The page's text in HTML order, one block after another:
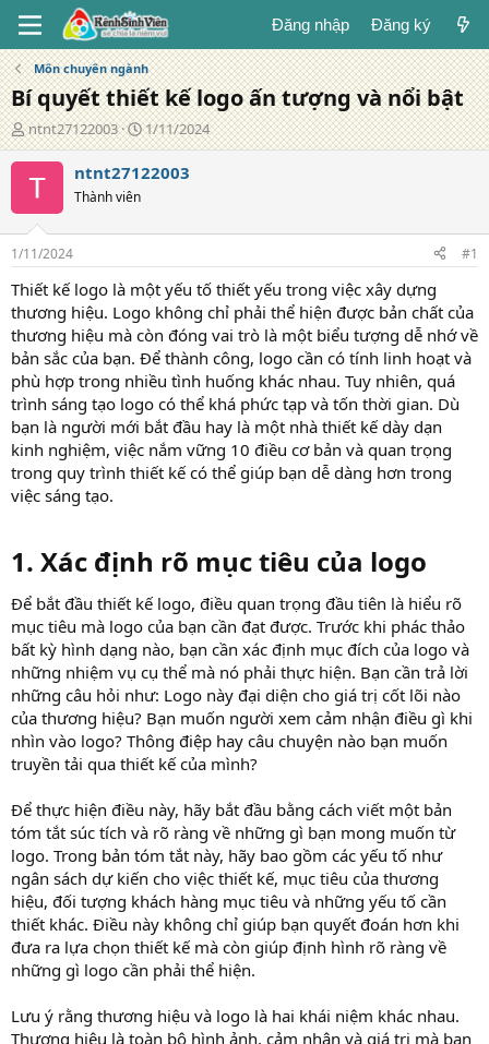
Đăng nhập Đăng ký
Môn chuyên ngành
Bí quyết thiết kế logo ấn tượng và nổi bật
T
á
c
g
ả
ntnt27122003
N
g
à
g
1/11/2024
ntnt27122003
Thành viên
1/11/2024 #1
Thiết kế logo là một yếu tố thiết yếu trong việc xây dựng
thương hiệu. Logo không chỉ phải thể hiện được bản chất của
thương hiệu mà còn đóng vai trò là một biểu tượng dễ nhớ về
bản sắc của bạn. Để thành công, logo cần có tính linh hoạt và
phù hợp trong nhiều tình huống khác nhau. Tuy nhiên, quá
trình sáng tạo logo có thể khá phức tạp và tốn thời gian. Dù
bạn là người mới bắt đầu hay là một nhà thiết kế dày dạn
kinh nghiệm, việc nắm vững 10 điều cơ bản và quan trọng
trong quy trình thiết kế có thể giúp bạn dễ dàng hơn trong
việc sáng tạo.
1. Xác định rõ mục tiêu của logo​
Để bắt đầu thiết kế logo, điều quan trọng đầu tiên là hiểu rõ
mục tiêu mà logo của bạn cần đạt được. Trước khi phác thảo
bất kỳ hình dạng nào, bạn cần xác định mục đích của logo và
những nhiệm vụ cụ thể mà nó phải thực hiện. Bạn cần trả lời
những câu hỏi như: Logo này đại diện cho giá trị cốt lõi nào
của thương hiệu? Bạn muốn người xem cảm nhận điều gì khi
nhìn vào logo? Thông điệp hay câu chuyện nào bạn muốn
truyền tải qua thiết kế của mình?
Để thực hiện điều này, hãy bắt đầu bằng cách viết một bản
tóm tắt súc tích và rõ ràng về những gì bạn mong muốn từ
logo. Trong bản tóm tắt này, hãy bao gồm các yếu tố như
ngân sách dự kiến cho việc thiết kế, mục tiêu của thương
hiệu, đối tượng khách hàng mục tiêu và những yếu tố cần
thiết khác. Điều này không chỉ giúp bạn quyết đoán hơn khi
đưa ra lựa chọn thiết kế mà còn giúp định hình rõ ràng về
những gì logo cần phải thể hiện.
Lưu ý rằng thương hiệu và logo là hai khái niệm khác nhau.
Thương hiệu là toàn bộ hình ảnh, cảm nhận và giá trị mà bạn